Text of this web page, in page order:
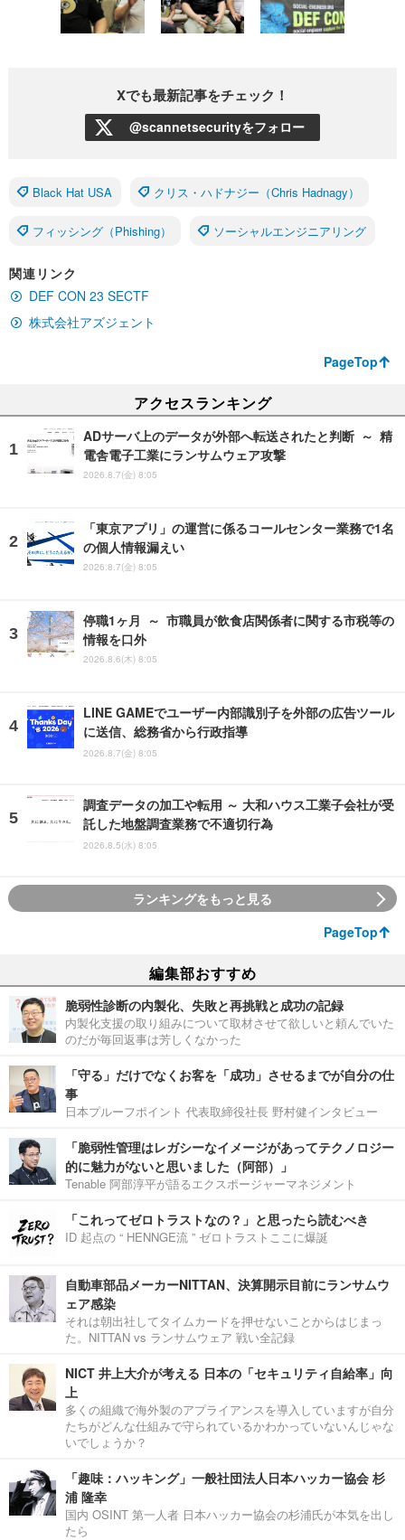
Xでも最新記事をチェック！
@scannetsecurityをフォロー
Black Hat USA クリス・ハドナジー（Chris Hadnagy）
フィッシング（Phishing） ソーシャルエンジニアリング
関連リンク
DEF CON 23 SECTF
株式会社アズジェント
PageTop
アクセスランキング
ADサーバ上のデータが外部へ転送されたと判断 ～ 精
電舎電子工業にランサムウェア攻撃
2026.8.7(金) 8:05
「東京アプリ」の運営に係るコールセンター業務で1名
の個人情報漏えい
2026.8.7(金) 8:05
停職1ヶ月 ～ 市職員が飲食店関係者に関する市税等の
情報を口外
2026.8.6(木) 8:05
LINE GAMEでユーザー内部識別子を外部の広告ツール
に送信、総務省から行政指導
2026.8.7(金) 8:05
調査データの加工や転用 ～ 大和ハウス工業子会社が受
託した地盤調査業務で不適切行為
2026.8.5(水) 8:05
ランキングをもっと見る
PageTop
編集部おすすめ
脆弱性診断の内製化、失敗と再挑戦と成功の記録
内製化支援の取り組みについて取材させて欲しいと頼んでいた
のだが毎回返事は芳しくなかった
「守る」だけでなくお客を「成功」させるまでが自分の仕
事
日本プルーフポイント 代表取締役社長 野村健インタビュー
「脆弱性管理はレガシーなイメージがあってテクノロジー
的に魅力がないと思いました（阿部）」
Tenable 阿部淳平が語るエクスポージャーマネジメント
「これってゼロトラストなの？」と思ったら読むべき
ID 起点の “ HENNGE流 ” ゼロトラストここに爆誕
自動車部品メーカーNITTAN、決算開示目前にランサムウ
ェア感染
それは朝出社してタイムカードを押せないことからはじまっ
た。NITTAN vs ランサムウェア 戦い全記録
NICT 井上大介が考える 日本の「セキュリティ自給率」向
上
多くの組織で海外製のアプライアンスを導入していますが自分
たちがどんな仕組みで守られているかわかっていないんじゃな
いでしょうか？
「趣味：ハッキング」一般社団法人日本ハッカー協会 杉
浦 隆幸
国内 OSINT 第一人者 日本ハッカー協会の杉浦氏が本気を出し
たら